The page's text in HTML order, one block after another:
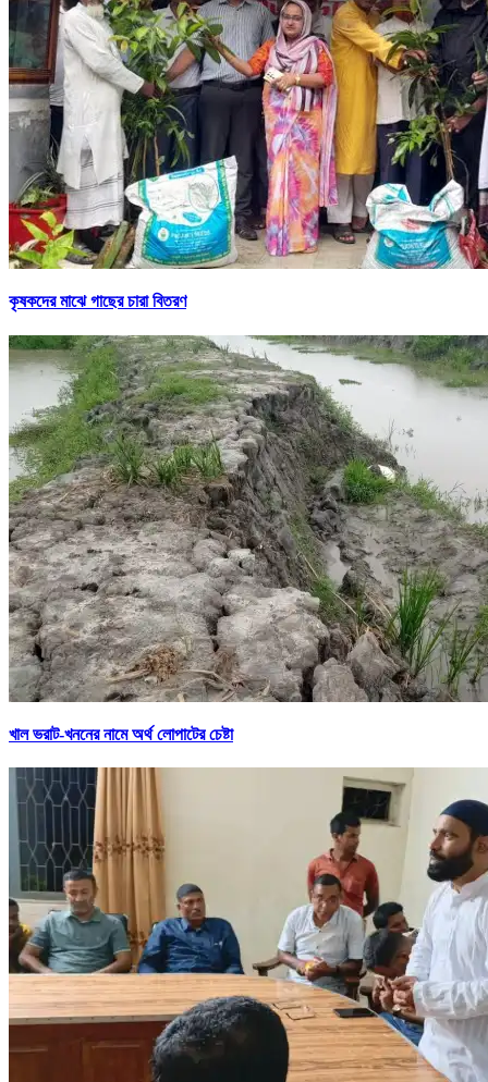
কৃষকদের মাঝে গাছের চারা বিতরণ
খাল ভরাট-খননের নামে অর্থ লোপাটের চেষ্টা